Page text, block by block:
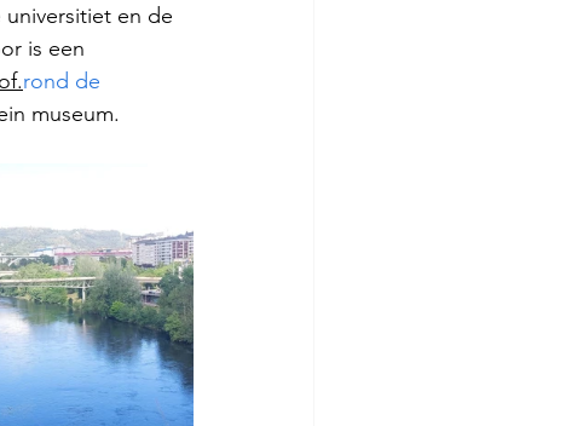
en de
is een
rond de
museum.